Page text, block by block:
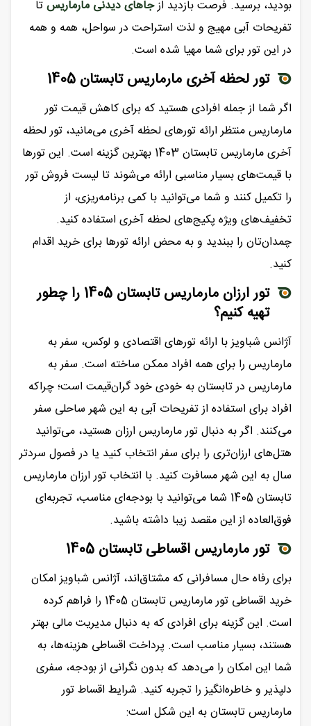
بودید، برسید. فرصت بازدید ازجاهای دیدنی مارماریستا
تفریحات آبی مهیج و لذت استراحت در سواحل، همه و همه
در این تور برای شما مهیا شده است.
تور لحظه آخری مارماریس تابستان 1405
اگر شما از جمله افرادی هستید که برای کاهش قیمت تور
مارماریس منتظر ارائه تورهای لحظه آخری می‌مانید، تور لحظه
آخری مارماریس تابستان 1403 بهترین گزینه است. این تورها
با قیمت‌های بسیار مناسبی ارائه می‌شوند تا لیست فروش تور
را تکمیل کنند و شما می‌توانید با کمی برنامه‌ریزی، از
تخفیف‌های ویژه پکیج‌های لحظه آخری استفاده کنید.
چمدان‌تان را ببندید و به محض ارائه تورها برای خرید اقدام
کنید.
تور ارزان مارماریس تابستان 1405 را چطور
تهیه کنیم؟
آژانس شباویز با ارائه تورهای اقتصادی و لوکس، سفر به
مارماریس را برای همه افراد ممکن ساخته است. سفر به
مارماریس در تابستان به خودی خود گران‌قیمت است؛ چراکه
افراد برای استفاده از تفریحات آبی به این شهر ساحلی سفر
می‌کنند. اگر به دنبال تور مارماریس ارزان هستید، می‌توانید
هتل‌های ارزان‌تری را برای سفر انتخاب کنید یا در فصول سردتر
سال به این شهر مسافرت کنید. با انتخاب تور ارزان مارماریس
تابستان 1405 شما می‌توانید با بودجه‌ای مناسب، تجربه‌ای
فوق‌العاده از این مقصد زیبا داشته باشید.
تور مارماریس اقساطی تابستان 1405
برای رفاه حال مسافرانی که مشتاق‌اند، آژانس شباویز امکان
خرید اقساطی تور مارماریس تابستان 1405 را فراهم کرده
است. این گزینه برای افرادی که به دنبال مدیریت مالی بهتر
هستند، بسیار مناسب است. پرداخت اقساطی هزینه‌ها، به
شما این امکان را می‌دهد که بدون نگرانی از بودجه، سفری
دلپذیر و خاطره‌انگیز را تجربه کنید. شرایط اقساط تور
مارماریس تابستان به این شکل است: